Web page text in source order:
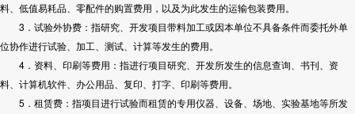
料、低值易耗品、零配件的购置费用，以及为此发生的运输包装费用。
3．试验外协费：指研究、开发项目带料加工或因本单位不具备条件而委托外单
位协作进行试验、加工、测试、计算等发生的费用。
4．资料、印刷等费用：指进行项目研究、开发所发生的信息查询、书刊、资
料、计算机软件、办公用品、复印、打字、印刷等费用。
5．租赁费：指项目进行试验而租赁的专用仪器、设备、场地、实验基地等所发